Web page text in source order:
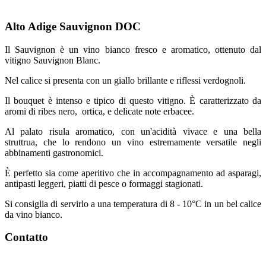
Alto Adige Sauvignon DOC
Il Sauvignon è un vino bianco fresco e aromatico, ottenuto dal
vitigno Sauvignon Blanc.
Nel calice si presenta con un giallo brillante e riflessi verdognoli.
Il bouquet è intenso e tipico di questo vitigno. È caratterizzato da
aromi di ribes nero, ortica, e delicate note erbacee.
Al palato risula aromatico, con un'acidità vivace e una bella
struttrua, che lo rendono un vino estremamente versatile negli
abbinamenti gastronomici.
È perfetto sia come aperitivo che in accompagnamento ad asparagi,
antipasti leggeri, piatti di pesce o formaggi stagionati.
Si consiglia di servirlo a una temperatura di 8 - 10°C in un bel calice
da vino bianco.
Contatto